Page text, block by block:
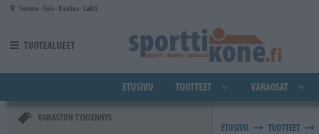
Siirry pääsisältöön
Somero - Salo - Kaarina - Lahti
TUOTEALUEET
ETUSIVU TUOTTEET VARAOSAT
VARASTON TYHJENNYS
ETUSIVU TUOTTEET